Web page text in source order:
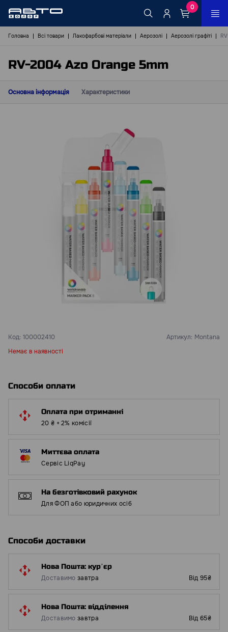
0
Головна Всі товари Лакофарбові матеріали Аерозолі Аерозолі графіті
RV-2004 Azo Orange 5mm
Основна інформація Характеристики
Код: 100002410 Артикул: Montana
Немає в наявності
Способи оплати
Оплата при отриманні
20 ₴ + 2% комісії
Миттєва оплата
Сервіс LiqPay
На безготівковий рахунок
Для ФОП або юридичних осіб
Способи доставки
Нова Пошта: курʼєр
Доставимо завтра Від 95₴
Нова Пошта: відділення
Доставимо завтра Від 65₴